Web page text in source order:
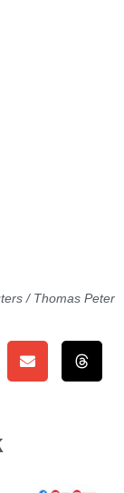
/ Thomas Peter